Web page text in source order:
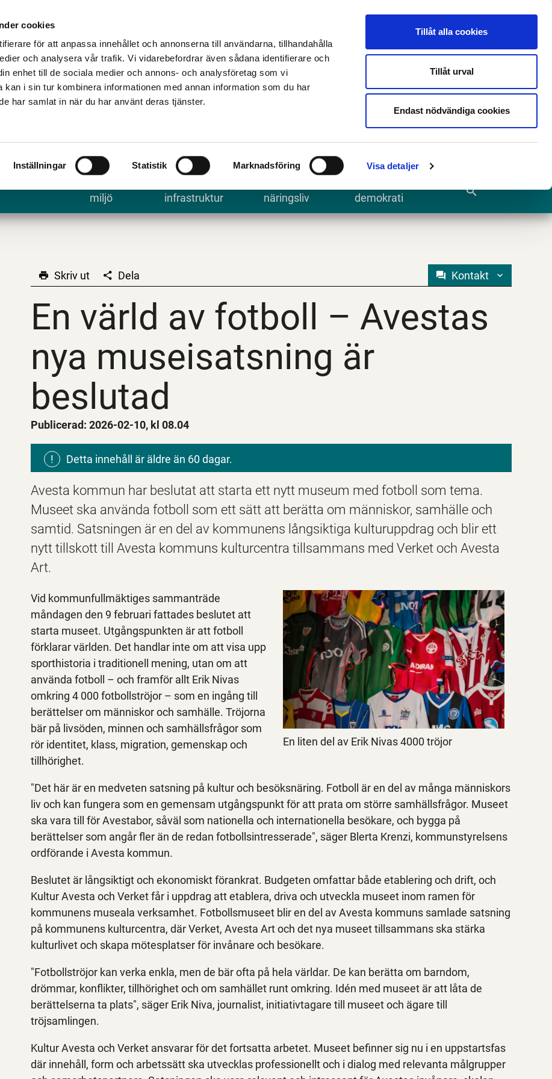
cookies
för att anpassa innehållet och annonserna till användarna, tillhandahålla
och analysera vår trafik. Vi vidarebefordrar även sådana identifierare och
enhet till de sociala medier och annons- och analysföretag som vi
kan i sin tur kombinera informationen med annan information som du har
har samlat in när du har använt deras tjänster.
Inställningar Statistik Marknadsföring Visa detaljer
Tillåt alla cookies
Tillåt urval
Endast nödvändiga cookies
E-tjänster och blanketter Translate
Sök
miljö
infrastruktur
näringsliv
demokrati
search
En värld av fotboll – Avestas
Skriv ut Dela Kontakt
En värld av fotboll – Avestas
nya museisatsning är
beslutad
Publicerad: 2026-02-10, kl 08.04
! Detta innehåll är äldre än 60 dagar.
Avesta kommun har beslutat att starta ett nytt museum med fotboll som tema.
Museet ska använda fotboll som ett sätt att berätta om människor, samhälle och
samtid. Satsningen är en del av kommunens långsiktiga kulturuppdrag och blir ett
nytt tillskott till Avesta kommuns kulturcentra tillsammans med Verket och Avesta
Art.
En liten del av Erik Nivas 4000 tröjor
Vid kommunfullmäktiges sammanträde
måndagen den 9 februari fattades beslutet att
starta museet. Utgångspunkten är att fotboll
förklarar världen. Det handlar inte om att visa upp
sporthistoria i traditionell mening, utan om att
använda fotboll – och framför allt Erik Nivas
omkring 4 000 fotbollströjor – som en ingång till
berättelser om människor och samhälle. Tröjorna
bär på livsöden, minnen och samhällsfrågor som
rör identitet, klass, migration, gemenskap och
tillhörighet.
"Det här är en medveten satsning på kultur och besöksnäring. Fotboll är en del av många människors
liv och kan fungera som en gemensam utgångspunkt för att prata om större samhällsfrågor. Museet
ska vara till för Avestabor, såväl som nationella och internationella besökare, och bygga på
berättelser som angår fler än de redan fotbollsintresserade", säger Blerta Krenzi, kommunstyrelsens
ordförande i Avesta kommun.
Beslutet är långsiktigt och ekonomiskt förankrat. Budgeten omfattar både etablering och drift, och
Kultur Avesta och Verket får i uppdrag att etablera, driva och utveckla museet inom ramen för
kommunens museala verksamhet. Fotbollsmuseet blir en del av Avesta kommuns samlade satsning
på kommunens kulturcentra, där Verket, Avesta Art och det nya museet tillsammans ska stärka
kulturlivet och skapa mötesplatser för invånare och besökare.
"Fotbollströjor kan verka enkla, men de bär ofta på hela världar. De kan berätta om barndom,
drömmar, konflikter, tillhörighet och om samhället runt omkring. Idén med museet är att låta de
berättelserna ta plats", säger Erik Niva, journalist, initiativtagare till museet och ägare till
tröjsamlingen.
Kultur Avesta och Verket ansvarar för det fortsatta arbetet. Museet befinner sig nu i en uppstartsfas
där innehåll, form och arbetssätt ska utvecklas professionellt och i dialog med relevanta målgrupper